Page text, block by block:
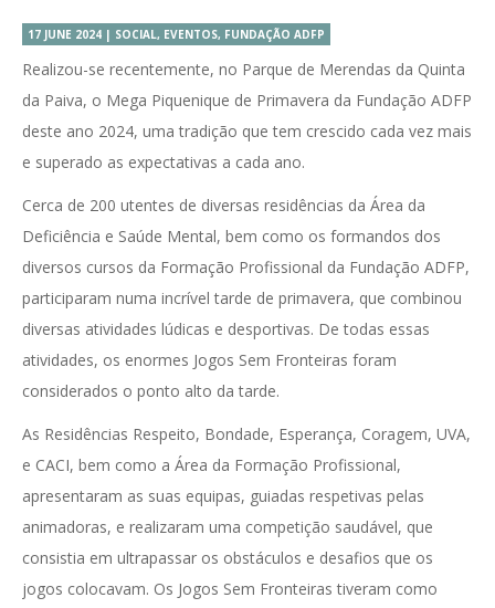
17 JUNE 2024 | SOCIAL, EVENTOS, FUNDAÇÃO ADFP
Realizou-se recentemente, no Parque de Merendas da Quinta
da Paiva, o Mega Piquenique de Primavera da Fundação ADFP
deste ano 2024, uma tradição que tem crescido cada vez mais
e superado as expectativas a cada ano.
Cerca de 200 utentes de diversas residências da Área da
Deficiência e Saúde Mental, bem como os formandos dos
diversos cursos da Formação Profissional da Fundação ADFP,
participaram numa incrível tarde de primavera, que combinou
diversas atividades lúdicas e desportivas. De todas essas
atividades, os enormes Jogos Sem Fronteiras foram
considerados o ponto alto da tarde.
As Residências Respeito, Bondade, Esperança, Coragem, UVA,
e CACI, bem como a Área da Formação Profissional,
apresentaram as suas equipas, guiadas respetivas pelas
animadoras, e realizaram uma competição saudável, que
consistia em ultrapassar os obstáculos e desafios que os
jogos colocavam. Os Jogos Sem Fronteiras tiveram como